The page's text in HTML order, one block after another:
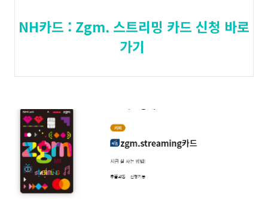
NH카드 : Zgm. 스트리밍 카드 신청 바로
가기